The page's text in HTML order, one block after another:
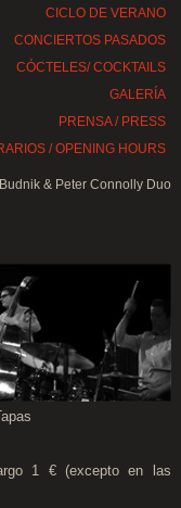
CICLO DE VERANO
CONCIERTOS PASADOS
CÓCTELES/ COCKTAILS
GALERÍA
PRENSA / PRESS
/ OPENING HOURS
& Peter Connolly Duo
1 € (excepto en las